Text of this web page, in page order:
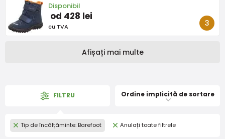
Disponibil
od 428 lei
cu TVA
Afișați mai multe
FILTRU Ordine implicită de sortare
Tip de încălțăminte: Barefoot Anulați toate filtrele